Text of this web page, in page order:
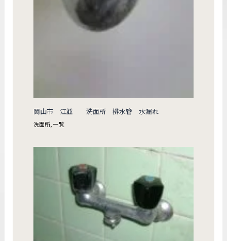
岡山市 江並 洗面所 排水管 水漏れ
洗面所 ,一覧